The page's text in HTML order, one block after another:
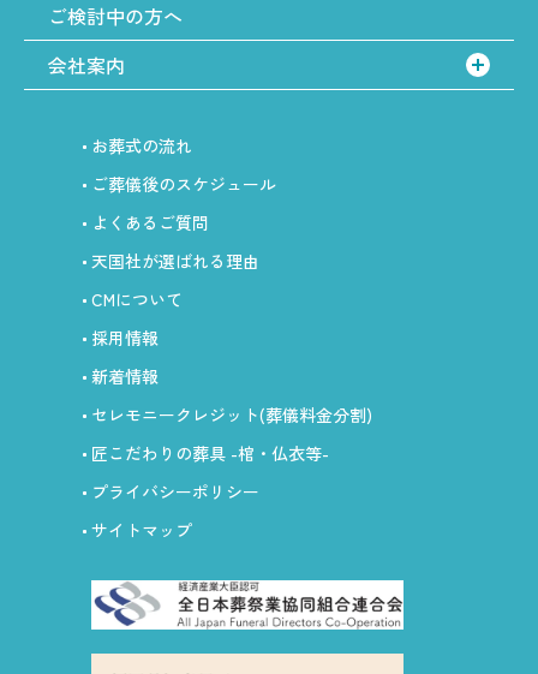
ご検討中の方へ
会社案内
お葬式の流れ
ご葬儀後のスケジュール
よくあるご質問
天国社が選ばれる理由
CMについて
採用情報
新着情報
セレモニークレジット(葬儀料金分割)
匠こだわりの葬具 -棺・仏衣等-
プライバシーポリシー
サイトマップ